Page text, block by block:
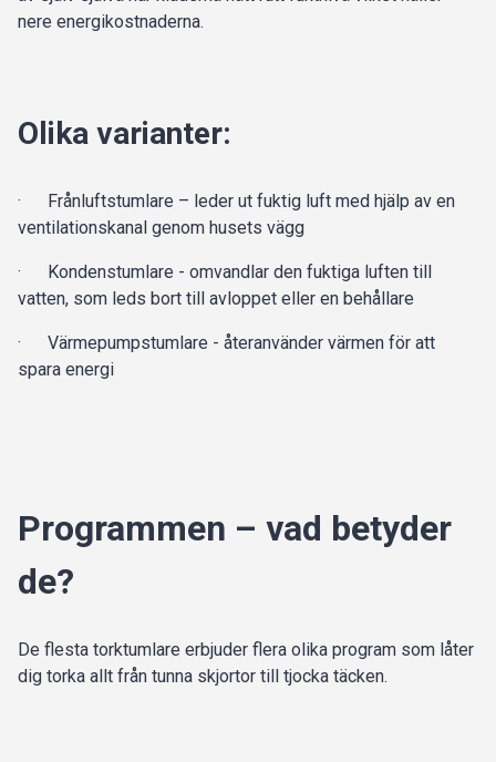
nere energikostnaderna.
Olika varianter:
· Frånluftstumlare – leder ut fuktig luft med hjälp av en
ventilationskanal genom husets vägg
· Kondenstumlare - omvandlar den fuktiga luften till
vatten, som leds bort till avloppet eller en behållare
· Värmepumpstumlare - återanvänder värmen för att
spara energi
Programmen – vad betyder
de?
De flesta torktumlare erbjuder flera olika program som låter
dig torka allt från tunna skjortor till tjocka täcken.